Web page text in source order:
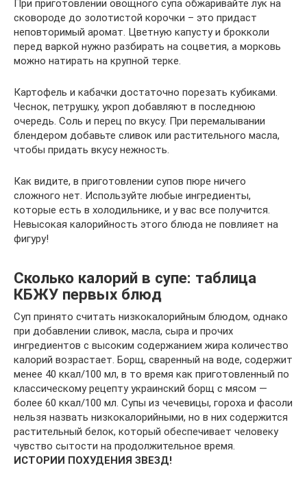
При приготовлении овощного супа обжаривайте лук на
сковороде до золотистой корочки – это придаст
неповторимый аромат. Цветную капусту и брокколи
перед варкой нужно разбирать на соцветия, а морковь
можно натирать на крупной терке.
Картофель и кабачки достаточно порезать кубиками.
Чеснок, петрушку, укроп добавляют в последнюю
очередь. Соль и перец по вкусу. При перемалывании
блендером добавьте сливок или растительного масла,
чтобы придать вкусу нежность.
Как видите, в приготовлении супов пюре ничего
сложного нет. Используйте любые ингредиенты,
которые есть в холодильнике, и у вас все получится.
Невысокая калорийность этого блюда не повлияет на
фигуру!
Сколько калорий в супе: таблица
КБЖУ первых блюд
Суп принято считать низкокалорийным блюдом, однако
при добавлении сливок, масла, сыра и прочих
ингредиентов с высоким содержанием жира количество
калорий возрастает. Борщ, сваренный на воде, содержит
менее 40 ккал/100 мл, в то время как приготовленный по
классическому рецепту украинский борщ с мясом —
более 60 ккал/100 мл. Супы из чечевицы, гороха и фасоли
нельзя назвать низкокалорийными, но в них содержится
растительный белок, который обеспечивает человеку
чувство сытости на продолжительное время.
ИСТОРИИ ПОХУДЕНИЯ ЗВЕЗД!